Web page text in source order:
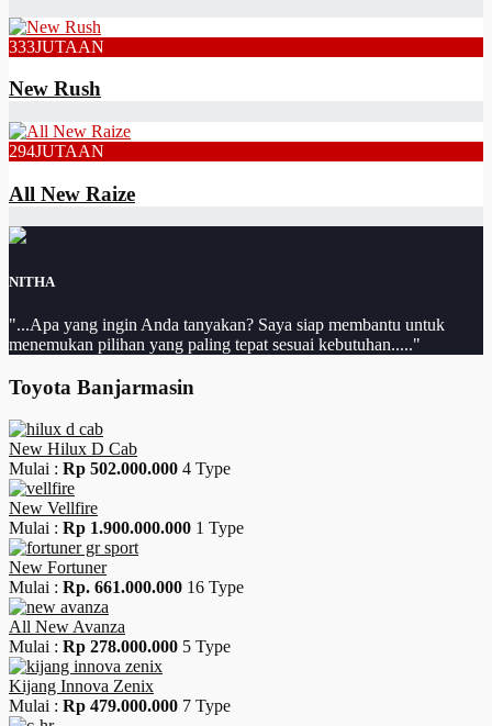
333JUTAAN
New Rush
294JUTAAN
All New Raize
NITHA
"...Apa yang ingin Anda tanyakan? Saya siap membantu untuk
menemukan pilihan yang paling tepat sesuai kebutuhan....."
Toyota Banjarmasin
New Hilux D Cab
Mulai : Rp 502.000.000 4 Type
New Vellfire
Mulai : Rp 1.900.000.000 1 Type
New Fortuner
Mulai : Rp. 661.000.000 16 Type
All New Avanza
Mulai : Rp 278.000.000 5 Type
Kijang Innova Zenix
Mulai : Rp 479.000.000 7 Type